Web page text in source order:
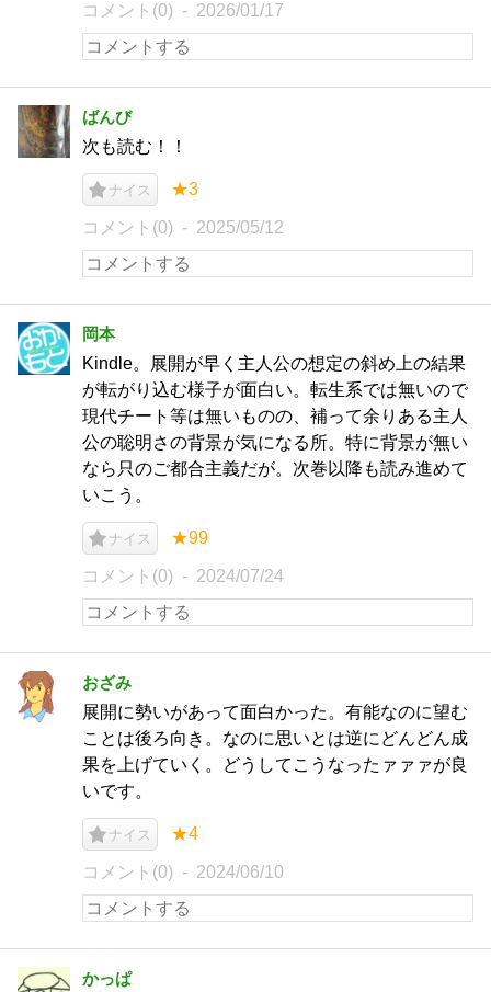
コメント(0) 2026/01/17
ばんび
次も読む！！
ナイス ★3
コメント(0) 2025/05/12
岡本
Kindle。展開が早く主人公の想定の斜め上の結果
が転がり込む様子が面白い。転生系では無いので
現代チート等は無いものの、補って余りある主人
公の聡明さの背景が気になる所。特に背景が無い
なら只のご都合主義だが。次巻以降も読み進めて
いこう。
ナイス ★99
コメント(0) 2024/07/24
おざみ
展開に勢いがあって面白かった。有能なのに望む
ことは後ろ向き。なのに思いとは逆にどんどん成
果を上げていく。どうしてこうなったァァァが良
いです。
ナイス ★4
コメント(0) 2024/06/10
かっぱ